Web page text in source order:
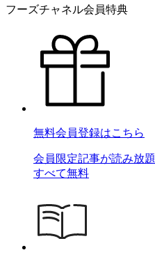
フーズチャネル会員特典
無料会員登録はこちら
会員限定記事が読み放
すべて無料